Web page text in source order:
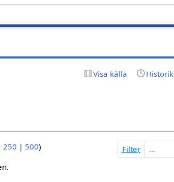
Visa källa Historik
250 | 500)
Filter